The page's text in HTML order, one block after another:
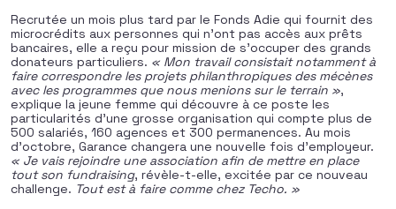
Recrutée un mois plus tard par le Fonds Adie qui fournit des
microcrédits aux personnes qui n’ont pas accès aux prêts
bancaires, elle a reçu pour mission de s’occuper des grands
donateurs particuliers. « Mon travail consistait notamment à
faire correspondre les projets philanthropiques des mécènes
avec les programmes que nous menions sur le terrain »,
explique la jeune femme qui découvre à ce poste les
particularités d’une grosse organisation qui compte plus de
500 salariés, 160 agences et 300 permanences. Au mois
d’octobre, Garance changera une nouvelle fois d’employeur.
« Je vais rejoindre une association afin de mettre en place
tout son fundraising, révèle-t-elle, excitée par ce nouveau
challenge. Tout est à faire comme chez Techo. »